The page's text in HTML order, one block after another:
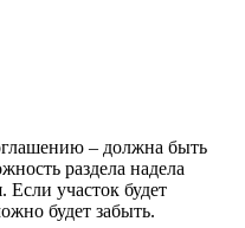
– должна быть
раздела надела
Если участок будет
будет забыть.